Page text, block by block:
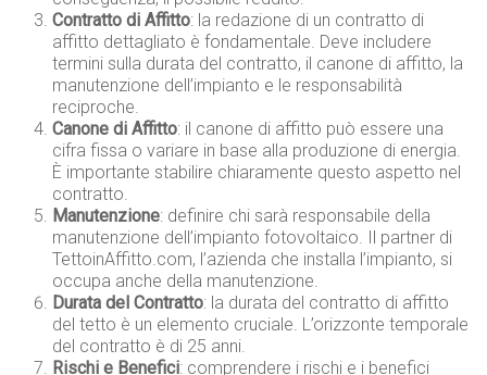
Contratto di Affitto: la redazione di un contratto di
affitto dettagliato è fondamentale. Deve includere
termini sulla durata del contratto, il canone di affitto, la
manutenzione dell’impianto e le responsabilità
reciproche.
Canone di Affitto: il canone di affitto può essere una
cifra fissa o variare in base alla produzione di energia.
È importante stabilire chiaramente questo aspetto nel
contratto.
Manutenzione: definire chi sarà responsabile della
manutenzione dell’impianto fotovoltaico. Il partner di
TettoinAffitto.com, l’azienda che installa l’impianto, si
occupa anche della manutenzione.
Durata del Contratto: la durata del contratto di affitto
del tetto è un elemento cruciale. L’orizzonte temporale
del contratto è di 25 anni.
Rischi e Benefici: comprendere i rischi e i benefici